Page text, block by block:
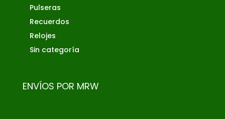
Pulseras
Recuerdos
Relojes
Sin categoría
ENVÍOS POR MRW